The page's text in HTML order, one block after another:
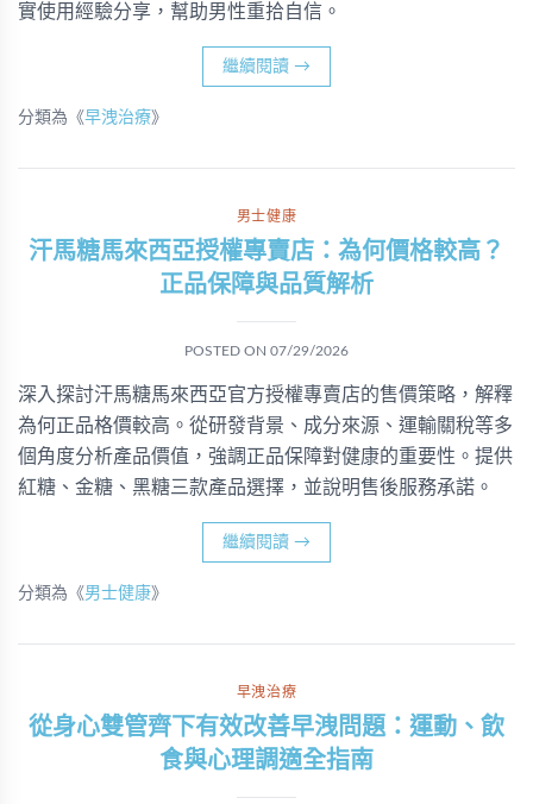
實使用經驗分享，幫助男性重拾自信。
繼續閱讀 →
分類為《早洩治療》
男士健康
汗馬糖馬來西亞授權專賣店：為何價格較高？
正品保障與品質解析
POSTED ON 07/29/2026
深入探討汗馬糖馬來西亞官方授權專賣店的售價策略，解釋
為何正品格價較高。從研發背景、成分來源、運輸關稅等多
個角度分析產品價值，強調正品保障對健康的重要性。提供
紅糖、金糖、黑糖三款產品選擇，並說明售後服務承諾。
繼續閱讀 →
分類為《男士健康》
早洩治療
從身心雙管齊下有效改善早洩問題：運動、飲
食與心理調適全指南